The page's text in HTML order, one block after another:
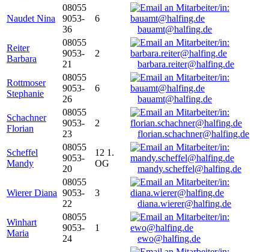
Naudet Nina
08055
9053-
36
6
bauamt@halfing.de
Reiter
Barbara
08055
9053-
21
2
barbara.reiter@halfing.de
Rottmoser
Stephanie
08055
9053-
26
6
bauamt@halfing.de
Schachner
Florian
08055
9053-
23
2
florian.schachner@halfing.de
Scheffel
Mandy
08055
9053-
20
12 1.
OG
mandy.scheffel@halfing.de
Wierer Diana
08055
9053-
22
3
diana.wierer@halfing.de
Winhart
Maria
08055
9053-
24
1
ewo@halfing.de